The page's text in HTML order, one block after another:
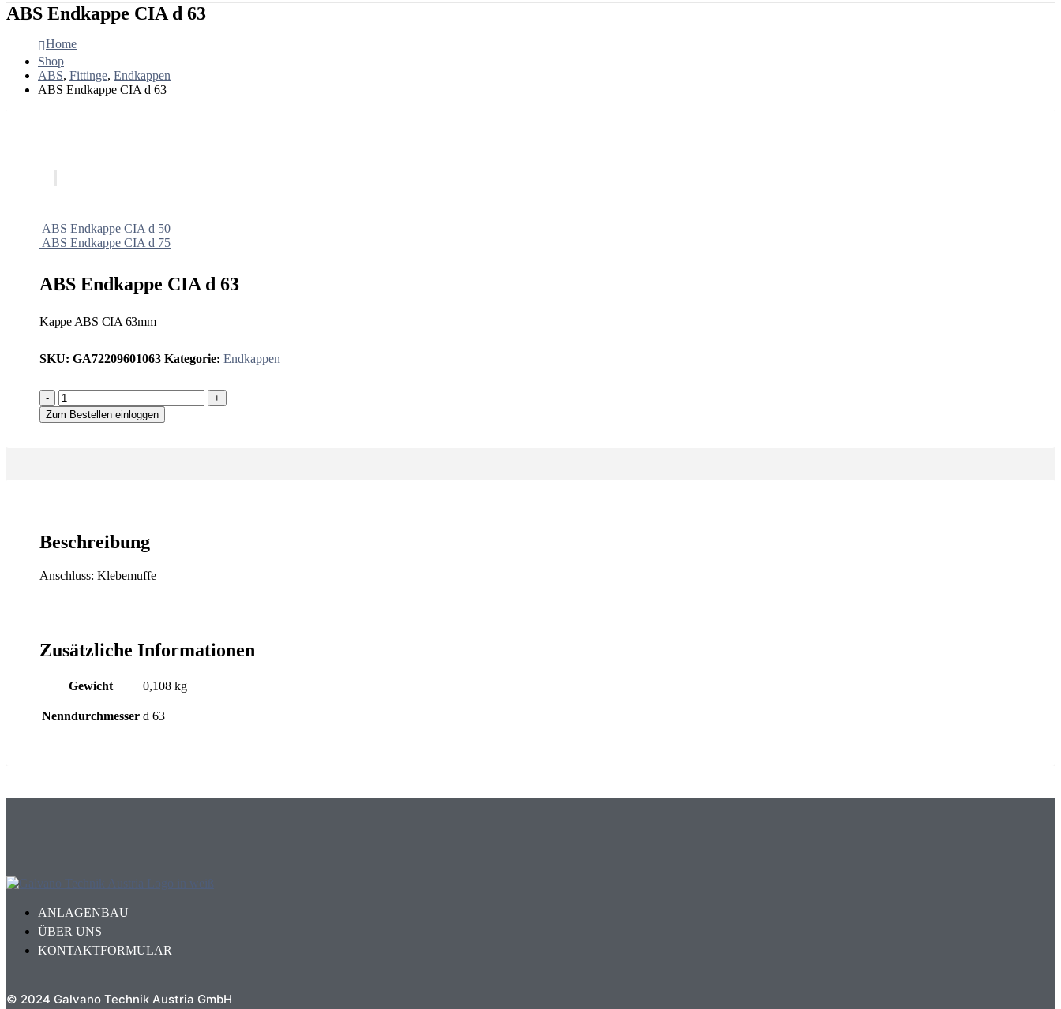
ABS Endkappe CIA d 63
Home
Shop
ABS, Fittinge, Endkappen
ABS Endkappe CIA d 63
ABS Endkappe CIA d 50
ABS Endkappe CIA d 75
ABS Endkappe CIA d 63
Kappe ABS CIA 63mm
SKU: GA72209601063 Kategorie: Endkappen
-
+
Zum Bestellen einloggen
Beschreibung
Anschluss: Klebemuffe
Zusätzliche Informationen
Gewicht 0,108 kg
Nenndurchmesser d 63
ANLAGENBAU
ÜBER UNS
KONTAKTFORMULAR
© 2024 Galvano Technik Austria GmbH